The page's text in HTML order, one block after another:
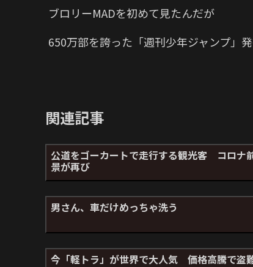
ブロリーMADを初めて見たんだが
650万部を誇った「週刊少年ジャンプ」
関連記事
公道をゴーカートで走行する観光客 コロナ
景が再び
男さん、車だけめっちゃ洗う
今「軽トラ」が世界で大人気 価格高騰で盗